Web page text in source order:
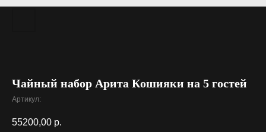
Чайный набор Арита Кошияки на 5 гостей
Артикул:
55200,00 р.